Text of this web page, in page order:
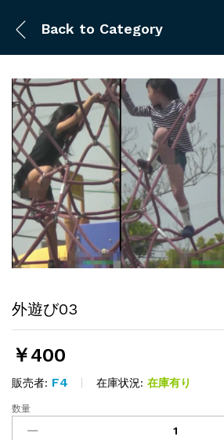
Back to Category
外遊び03
￥400
販売者: F4 在庫状況: 在庫有り
外
数量